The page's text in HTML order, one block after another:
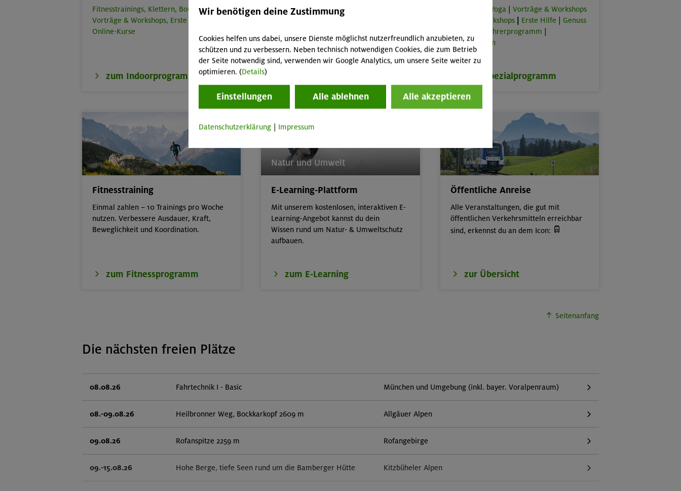
Fitnesstrainings, Klettern, Bouldern,
Vorträge & Workshops, Erste Hilfe,
Online-Kurse
zum Indoorprogramm
Abenteuer- & Erlebnis-Freizeiten, Workouts & Yoga
Vorträge & Workshops
Online-Workshops Erste Hilfe
Genuss
Bergführerprogramm
Arbeitstouren
zum Spezialprogramm
Fitnesstraining
Einmal zahlen – 10 Trainings pro Woche
nutzen. Verbessere Ausdauer, Kraft,
Beweglichkeit und Koordination.
zum Fitnessprogramm
Natur und Umwelt
E-Learning-Plattform
Mit unserem kostenlosen, interaktiven E-
Learning-Angebot kannst du dein
Wissen rund um Natur- & Umweltschutz
aufbauen.
zum E-Learning
Öffentliche Anreise
Alle Veranstaltungen, die gut mit
öffentlichen Verkehrsmitteln erreichbar
sind, erkennst du an dem Icon: 
zur Übersicht
Seitenanfang
Die nächsten freien Plätze
08.08.26 Fahrtechnik I - Basic München und Umgebung (inkl. bayer. Voralpenraum)
08.-09.08.26 Heilbronner Weg, Bockkarkopf 2609 m Allgäuer Alpen
09.08.26 Rofanspitze 2259 m Rofangebirge
09.-15.08.26 Hohe Berge, tiefe Seen rund um die Bamberger Hütte Kitzbüheler Alpen
Wir benötigen deine Zustimmung
Cookies helfen uns dabei, unsere Dienste möglichst nutzerfreundlich anzubieten, zu
schützen und zu verbessern. Neben technisch notwendigen Cookies, die zum Betrieb
der Seite notwendig sind, verwenden wir Google Analytics, um unsere Seite weiter zu
optimieren. (Details)
Einstellungen Alle ablehnen Alle akzeptieren
Datenschutzerklärung Impressum